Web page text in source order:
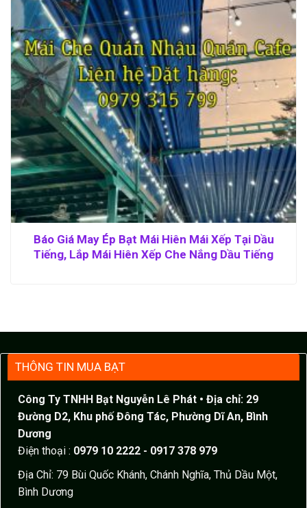
Báo Giá May Ép Bạt Mái Hiên Mái Xếp Tại Dầu
Tiếng, Lắp Mái Hiên Xếp Che Nắng Dầu Tiếng
THÔNG TIN MUA BẠT
Công Ty TNHH Bạt Nguyễn Lê Phát • Địa chỉ: 29
Đường D2, Khu phố Đông Tác, Phường Dĩ An, Bình
Dương
Điện thoại : 0979 10 2222 - 0917 378 979
Địa Chỉ: 79 Bùi Quốc Khánh, Chánh Nghĩa, Thủ Dầu Một,
Bình Dương